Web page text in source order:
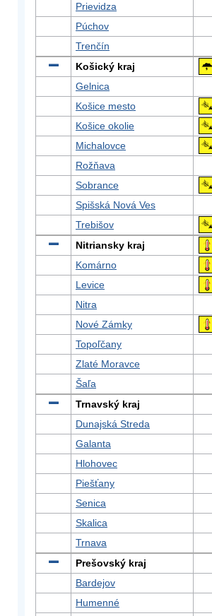
Prievidza
Púchov
Trenčín
Košický kraj
Gelnica
Košice mesto
Košice okolie
Michalovce
Rožňava
Sobrance
Spišská Nová Ves
Trebišov
Nitriansky kraj
Komárno
Levice
Nitra
Nové Zámky
Topoľčany
Zlaté Moravce
Šaľa
Trnavský kraj
Dunajská Streda
Galanta
Hlohovec
Piešťany
Senica
Skalica
Trnava
Prešovský kraj
Bardejov
Humenné